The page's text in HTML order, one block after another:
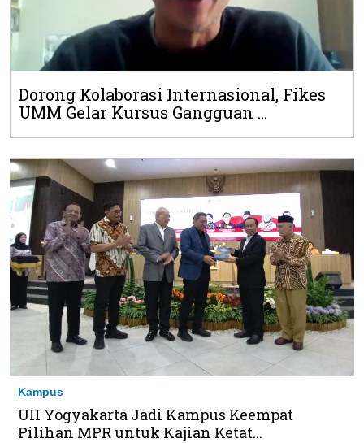
Dorong Kolaborasi Internasional, Fikes
UMM Gelar Kursus Gangguan ...
Kampus
UII Yogyakarta Jadi Kampus Keempat
Pilihan MPR untuk Kajian Ketat...